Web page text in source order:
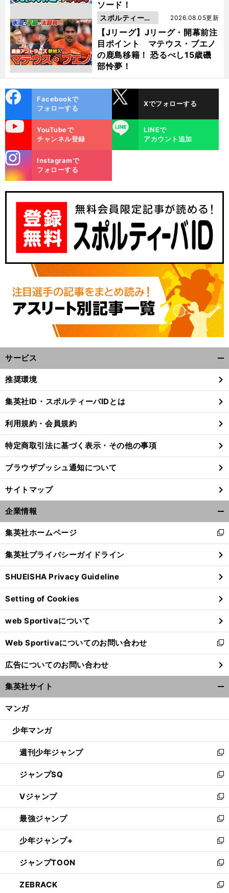
ソード！
【Jリーグ】Jリーグ・開幕前注
目ポイント マテウス・ブエノ
の鹿島移籍！ 恐るべし15歳磯
部怜夢！
2026.08.05更新
スポルティーバ
動画
ok
Facebookで
フォローする
Xでフォローする
YouTubeで
チャンネル登録
LINE
LINEで
アカウント追加
m
Instagramで
フォローする
サービス
閉
る
推奨環境
集英社ID・スポルティーバIDとは
利用規約・会員規約
特定商取引法に基づく表示・その他の事項
ブラウザプッシュ通知について
サイトマップ
企業情報
閉
る
集英社ホームページ
新
し
い
ウ
ィ
ン
ド
ウ
で
開
く
集英社プライバシーガイドライン
SHUEISHA Privacy Guideline
Setting of Cookies
web Sportivaについて
Web Sportivaについてのお問い合わせ
新
し
い
ウ
ィ
ン
ウ
開
く
広告についてのお問い合わせ
集英社サイト
マンガ
少年マンガ
週刊少年ジャンプ
新
し
い
ウ
ィ
ン
ド
ウ
で
開
く
ジャンプSQ
新
し
い
ウ
ィ
ン
ド
ウ
で
開
く
Vジャンプ
新
し
い
ウ
ィ
ン
ド
ウ
で
最強ジャンプ
新
し
い
ウ
ィ
ン
ド
少年ジャンプ+
新
し
い
ウ
ィ
ジャンプTOON
新
し
い
ZEBRACK
新